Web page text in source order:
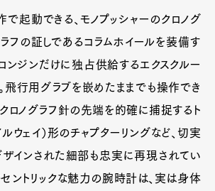
で起動できる、モノプッシャーのクロノグ
ラフの証しであるコラムホイールを装備す
ロンジンだけに独占供給するエクスクルー
飛行用グラブを嵌めたままでも操作でき
クロノグラフ針の先端を的確に捕捉するト
ルウェイ）形のチャプターリングなど、切実
インされた細部も忠実に再現されてい
セントリックな魅力の腕時計は、実は身体